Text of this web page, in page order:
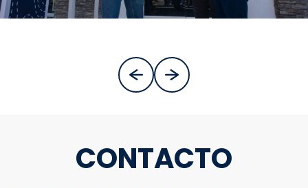
CONTACTO